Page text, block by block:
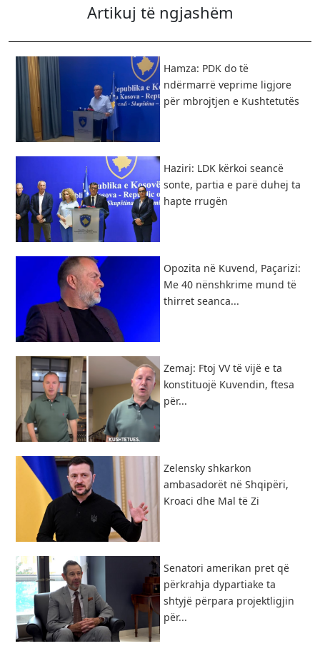
Artikuj të ngjashëm
Hamza: PDK do të
ndërmarrë veprime ligjore
për mbrojtjen e Kushtetutës
Haziri: LDK kërkoi seancë
sonte, partia e parë duhej ta
hapte rrugën
Opozita në Kuvend, Paçarizi:
Me 40 nënshkrime mund të
thirret seanca...
Zemaj: Ftoj VV të vijë e ta
konstituojë Kuvendin, ftesa
për...
Zelensky shkarkon
ambasadorët në Shqipëri,
Kroaci dhe Mal të Zi
Senatori amerikan pret që
përkrahja dypartiake ta
shtyjë përpara projektligjin
për...